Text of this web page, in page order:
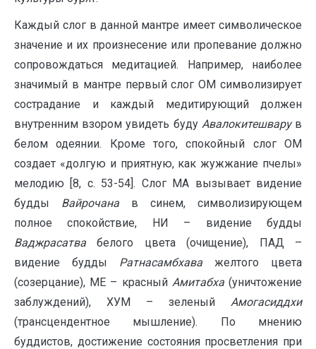
Каждый слог в данной мантре имеет символическое
значение и их произнесение или пропевание должно
сопровождаться медитацией. Например, наиболее
значимый в мантре первый слог ОМ символизирует
сострадание и каждый медитирующий должен
внутренним взором увидеть буду Авалокитешварув
белом одеянии. Кроме того, спокойный слог ОМ
создает «долгую и приятную, как жужжание пчелы»
мелодию [8, с. 53-54]. Слог МА вызывает видение
будды Вайрочана в синем, символизирующем
полное спокойствие, НИ – видение будды
Ваджрасатвабелого цвета (очищение), ПАД –
видение будды Ратнасамбхава желтого цвета
(созерцание), МЕ – красный Амитабха(уничтожение
заблуждений), ХУМ – зеленый Амогасиддхи
(трансцендентное мышление). По мнению
буддистов, достижение состояния просветления при